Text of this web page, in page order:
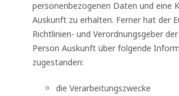
personenbezogenen Daten und eine
Auskunft zu erhalten. Ferner hat der
Richtlinien- und Verordnungsgeber
Person Auskunft über folgende
zugestanden:
die Verarbeitungszwecke